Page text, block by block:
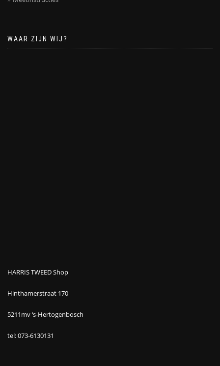
WAAR ZIJN WIJ?
HARRIS TWEED Shop
Hinthamerstraat 170
5211mv ‘s-Hertogenbosch
tel: 073-6130131